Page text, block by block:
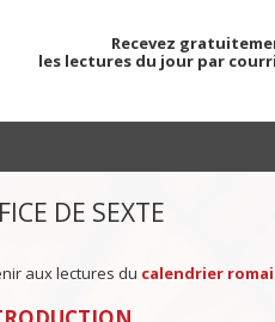
Recevez
les lectures du jour par
DE SEXTE
aux lectures du calendrier